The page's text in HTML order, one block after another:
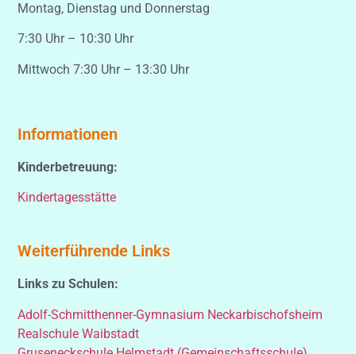
Montag, Dienstag und Donnerstag
7:30 Uhr – 10:30 Uhr
Mittwoch 7:30 Uhr – 13:30 Uhr
Informationen
Kinderbetreuung:
Kindertagesstätte
Weiterführende Links
Links zu Schulen:
Adolf-Schmitthenner-Gymnasium Neckarbischofsheim
Realschule Waibstadt